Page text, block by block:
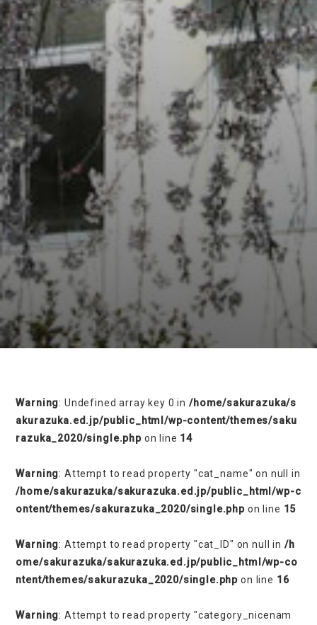
on line230
Warning: Undefined array key 0 in /home/sakurazuka/s
akurazuka.ed.jp/public_html/wp-content/themes/saku
razuka_2020/single.phpon line 14
Warning: Attempt to read property "cat_name" on null in
/home/sakurazuka/sakurazuka.ed.jp/public_html/wp-c
ontent/themes/sakurazuka_2020/single.php on line 15
Warning: Attempt to read property "cat_ID" on null in /h
ome/sakurazuka/sakurazuka.ed.jp/public_html/wp-co
ntent/themes/sakurazuka_2020/single.php on line 16
Warning: Attempt to read property "category_nicenam